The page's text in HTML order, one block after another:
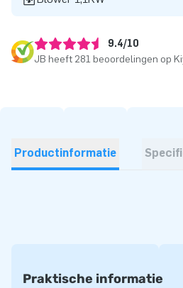
9.4/10
JB heeft 281 beoordelingen op
Productinformatie
Praktische informatie